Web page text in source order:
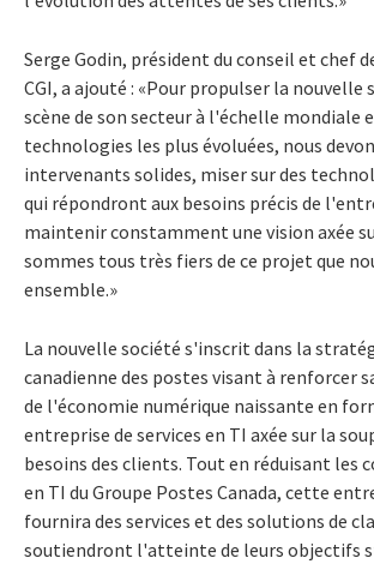
Serge Godin, président du conseil et chef
CGI, a ajouté : «Pour propulser la nouvelle
scène de son secteur à l'échelle mondiale
technologies les plus évoluées, nous
intervenants solides, miser sur des
qui répondront aux besoins précis de
maintenir constamment une vision axée
sommes tous très fiers de ce projet que
ensemble.»
La nouvelle société s'inscrit dans la
canadienne des postes visant à renforcer
de l'économie numérique naissante en
entreprise de services en TI axée sur la
besoins des clients. Tout en réduisant les
en TI du Groupe Postes Canada, cette
fournira des services et des solutions de
soutiendront l'atteinte de leurs objectifs